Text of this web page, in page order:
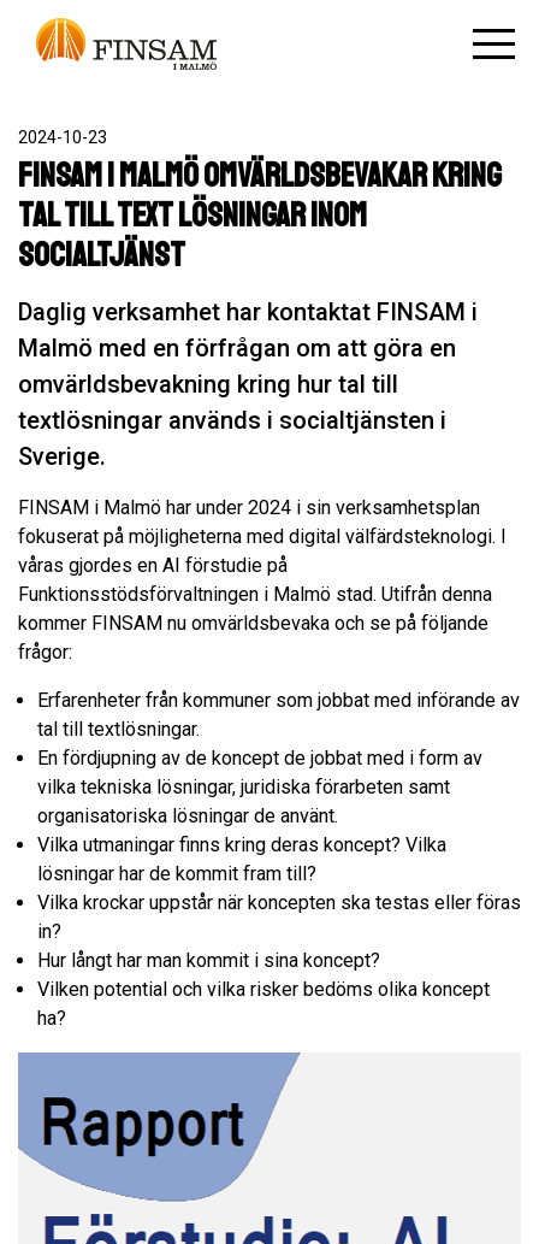
2024-10-23
FINSAM i Malmö omvärldsbevakar kring
tal till text lösningar inom
socialtjänst
Daglig verksamhet har kontaktat FINSAM i
Malmö med en förfrågan om att göra en
omvärldsbevakning kring hur tal till
textlösningar används i socialtjänsten i
Sverige.
FINSAM i Malmö har under 2024 i sin verksamhetsplan
fokuserat på möjligheterna med digital välfärdsteknologi. I
våras gjordes en AI förstudie på
Funktionsstödsförvaltningen i Malmö stad. Utifrån denna
kommer FINSAM nu omvärldsbevaka och se på följande
frågor:
Erfarenheter från kommuner som jobbat med införande av
tal till textlösningar.
En fördjupning av de koncept de jobbat med i form av
vilka tekniska lösningar, juridiska förarbeten samt
organisatoriska lösningar de använt.
Vilka utmaningar finns kring deras koncept? Vilka
lösningar har de kommit fram till?
Vilka krockar uppstår när koncepten ska testas eller föras
in?
Hur långt har man kommit i sina koncept?
Vilken potential och vilka risker bedöms olika koncept
ha?